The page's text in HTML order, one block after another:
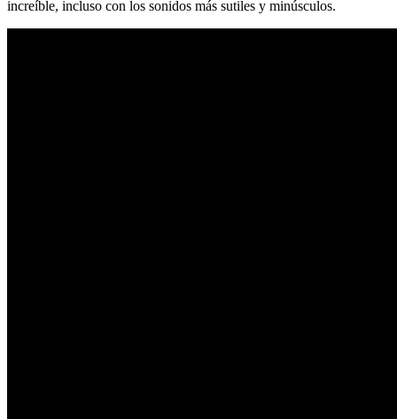
increíble, incluso con los sonidos más sutiles y minúsculos.